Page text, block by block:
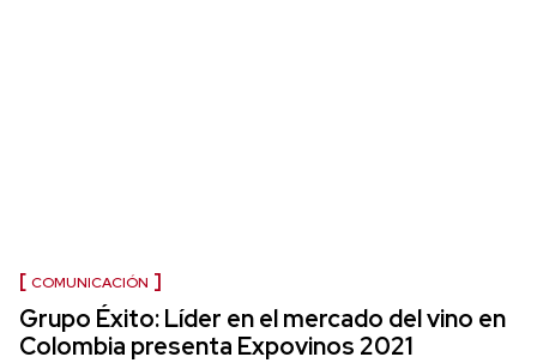
COMUNICACIÓN
Grupo Éxito: Líder en el mercado del vino en
Colombia presenta Expovinos 2021